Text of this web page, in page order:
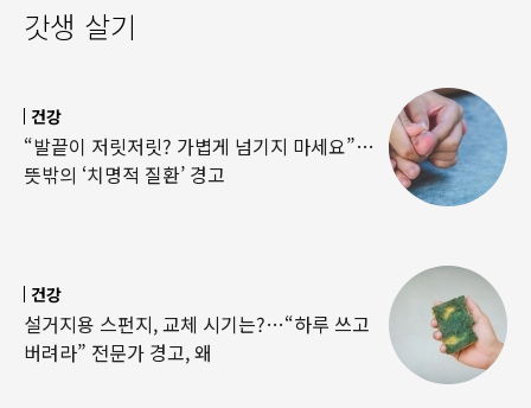
갓생 살기
건강
“발끝이 저릿저릿? 가볍게 넘기지 마세요”…
뜻밖의 ‘치명적 질환’ 경고
건강
설거지용 스펀지, 교체 시기는?…“하루 쓰고
버려라” 전문가 경고, 왜